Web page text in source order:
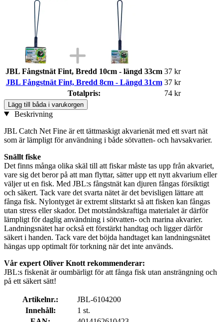
JBL Fångstnät Fint, Bredd 10cm - längd 33cm 37 kr
JBL Fångstnät Fint, Bredd 8cm - Längd 31cm 37 kr
Totalpris:
74 kr
Lägg till båda i varukorgen
Beskrivning
JBL Catch Net Fine är ett tättmaskigt akvarienät med ett svart nät
som är lämpligt för användning i både sötvatten- och havsakvarier.
Snällt fiske
Det finns många olika skäl till att fiskar måste tas upp från akvariet,
vare sig det beror på att man flyttar, sätter upp ett nytt akvarium eller
väljer ut en fisk. Med JBL:s fångstnät kan djuren fångas försiktigt
och säkert. Tack vare det svarta nätet är det bevisligen lättare att
fånga fisk. Nylontyget är extremt slitstarkt så att fisken kan fångas
utan stress eller skador. Det motståndskraftiga materialet är därför
lämpligt för daglig användning i sötvatten- och marina akvarier.
Landningsnätet har också ett förstärkt handtag och ligger därför
säkert i handen. Tack vare det böjda handtaget kan landningsnätet
hängas upp optimalt för torkning när det inte används.
Vår expert Oliver Knott rekommenderar:
JBL:s fiskenät är oumbärligt för att fånga fisk utan ansträngning och
på ett säkert sätt!
Artikelnr.:
JBL-6104200
Innehåll:
1 st.